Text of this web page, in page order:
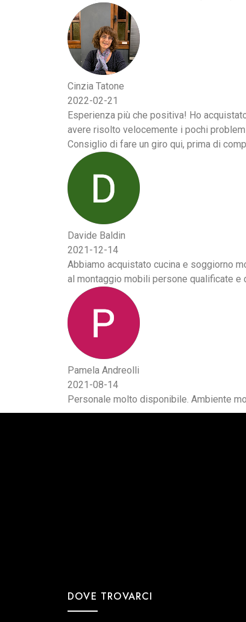
Cinzia Tatone
2022-02-21
Esperienza più che positiva! Ho
avere risolto velocemente i pochi
Consiglio di fare un giro qui, prima di
Davide Baldin
2021-12-14
Abbiamo acquistato cucina e soggiorno
al montaggio mobili persone qualificate
Pamela Andreolli
2021-08-14
Personale molto disponibile. Ambiente
DOVE TROVARCI